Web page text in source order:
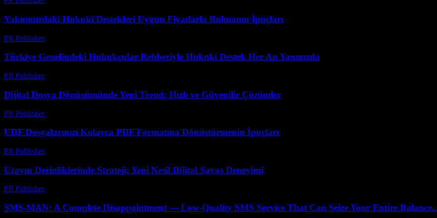
Yakınınızdaki Hukuki Destekleri Uygun Fiyatlarla Bulmanın İpuçları
PR Publisher-
Türkiye Genelindeki Hukukçular Rehberiyle Hukuki Destek Her An Yanınızda
PR Publisher-
Dijital Dosya Dönüşümünde Yeni Trend: Hızlı ve Güvenilir Çözümler
PR Publisher-
UDF Dosyalarınızı Kolayca PDF Formatına Dönüştürmenin İpuçları
PR Publisher-
Uzayın Derinliklerinde Strateji: Yeni Nesil Dijital Savaş Deneyimi
PR Publisher-
SMS-MAN: A Complete Disappointment — Low-Quality SMS Service That Can Seize Your Entire